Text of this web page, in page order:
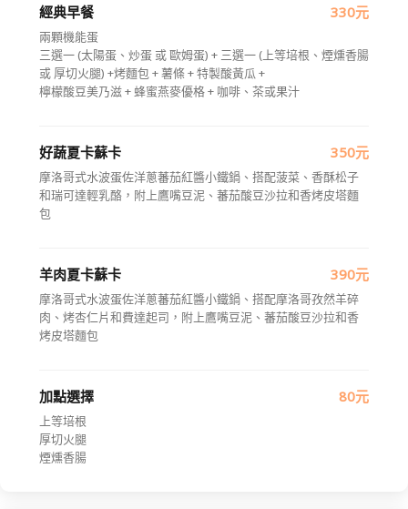
經典早餐 330元
兩顆機能蛋
三選一 (太陽蛋、炒蛋 或 歐姆蛋) + 三選一 (上等培根、煙燻香腸
或 厚切火腿) +烤麵包 + 薯條 + 特製酸黃瓜 +
檸檬酸豆美乃滋 + 蜂蜜燕麥優格 + 咖啡、茶或果汁
好蔬夏卡蘇卡 350元
摩洛哥式水波蛋佐洋蔥蕃茄紅醬小鐵鍋、搭配菠菜、香酥松子
和瑞可達輕乳酪，附上鷹嘴豆泥、蕃茄酸豆沙拉和香烤皮塔麵
包
羊肉夏卡蘇卡 390元
摩洛哥式水波蛋佐洋蔥蕃茄紅醬小鐵鍋、搭配摩洛哥孜然羊碎
肉、烤杏仁片和費達起司，附上鷹嘴豆泥、蕃茄酸豆沙拉和香
烤皮塔麵包
加點選擇 80元
上等培根
厚切火腿
煙燻香腸